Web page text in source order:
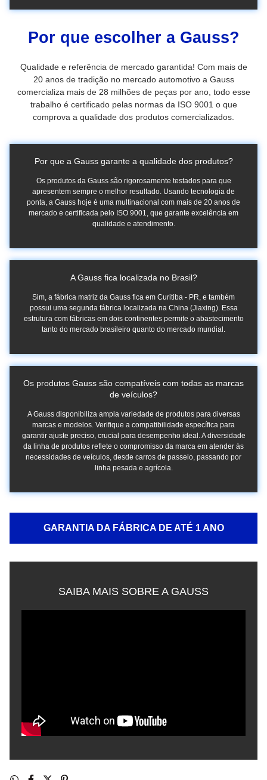
Por que escolher a Gauss?
Qualidade e referência de mercado garantida! Com mais de
20 anos de tradição no mercado automotivo a Gauss
comercializa mais de 28 milhões de peças por ano, todo esse
trabalho é certificado pelas normas da ISO 9001 o que
comprova a qualidade dos produtos comercializados.
Por que a Gauss garante a qualidade dos produtos?
Os produtos da Gauss são rigorosamente testados para que
apresentem sempre o melhor resultado. Usando tecnologia de
ponta, a Gauss hoje é uma multinacional com mais de 20 anos de
mercado e certificada pelo ISO 9001, que garante excelência em
qualidade e atendimento.
A Gauss fica localizada no Brasil?
Sim, a fábrica matriz da Gauss fica em Curitiba - PR, e também
possui uma segunda fábrica localizada na China (Jiaxing). Essa
estrutura com fábricas em dois continentes permite o abastecimento
tanto do mercado brasileiro quanto do mercado mundial.
Os produtos Gauss são compatíveis com todas as marcas
de veículos?
A Gauss disponibiliza ampla variedade de produtos para diversas
marcas e modelos. Verifique a compatibilidade específica para
garantir ajuste preciso, crucial para desempenho ideal. A diversidade
da linha de produtos reflete o compromisso da marca em atender às
necessidades de veículos, desde carros de passeio, passando por
linha pesada e agrícola.
GARANTIA DA FÁBRICA DE ATÉ 1 ANO
SAIBA MAIS SOBRE A GAUSS